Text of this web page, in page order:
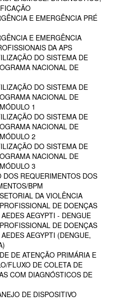
E EMERGÊNCIA PRÉ
E EMERGÊNCIA
DA APS
DO SISTEMA DE
NACIONAL DE
DO SISTEMA DE
NACIONAL DE
1
DO SISTEMA DE
NACIONAL DE
2
DO SISTEMA DE
NACIONAL DE
3
DOS REQUERIMENTOS DOS
BPM
DA VIOLÊNCIA
DE DOENÇAS
AEGYPTI - DENGUE
DE DOENÇAS
AEGYPTI (DENGUE,
DE ATENÇÃO PRIMÁRIA E
FLUXO DE COLETA DE
COM DIAGNÓSTICOS DE
DE DISPOSITIVO